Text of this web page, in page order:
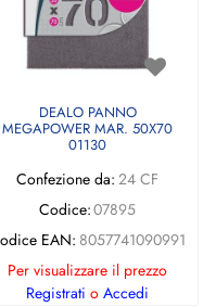
DEALO PANNO
MEGAPOWER MAR. 50X70
01130
Confezione da: 24 CF
Codice:07895
EAN: 8057741090991
Per visualizzare il prezzo
Registrati o Accedi